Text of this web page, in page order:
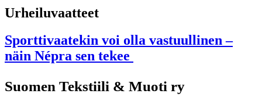
Urheiluvaatteet
Sporttivaatekin voi olla vastuullinen –
näin Népra sen tekee
Suomen Tekstiili & Muoti ry